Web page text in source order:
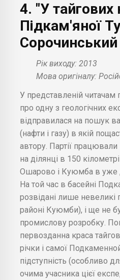
4. "У тайгових
Підкам'яної
Сорочинський
Рік виходу: 2013
Мова оригіналу:
У представленій читачам
про одну з геологічних
відправилася на пошук
(нафти і газу) в якій
автору. Партії працювали
на ділянці в 150
Ошарово і Куюмба в уже
На той час в басейні
розвідані лише невеликі
районі Куюмби), і ще не
промислову розробку.
первозданна краса
річки і самої
підступність (особливо
очима учасника цієї